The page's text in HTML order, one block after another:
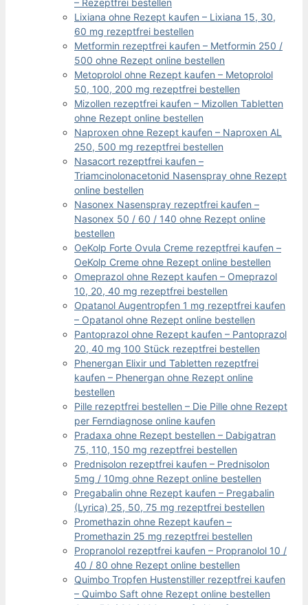
Lixiana ohne Rezept kaufen – Lixiana 15, 30,
60 mg rezeptfrei bestellen
Metformin rezeptfrei kaufen – Metformin 250 /
500 ohne Rezept online bestellen
Metoprolol ohne Rezept kaufen – Metoprolol
50, 100, 200 mg rezeptfrei bestellen
Mizollen rezeptfrei kaufen – Mizollen Tabletten
ohne Rezept online bestellen
Naproxen ohne Rezept kaufen – Naproxen AL
250, 500 mg rezeptfrei bestellen
Nasacort rezeptfrei kaufen –
Triamcinolonacetonid Nasenspray ohne Rezept
online bestellen
Nasonex Nasenspray rezeptfrei kaufen –
Nasonex 50 / 60 / 140 ohne Rezept online
bestellen
OeKolp Forte Ovula Creme rezeptfrei kaufen –
OeKolp Creme ohne Rezept online bestellen
Omeprazol ohne Rezept kaufen – Omeprazol
10, 20, 40 mg rezeptfrei bestellen
Opatanol Augentropfen 1 mg rezeptfrei kaufen
– Opatanol ohne Rezept online bestellen
Pantoprazol ohne Rezept kaufen – Pantoprazol
20, 40 mg 100 Stück rezeptfrei bestellen
Phenergan Elixir und Tabletten rezeptfrei
kaufen – Phenergan ohne Rezept online
bestellen
Pille rezeptfrei bestellen – Die Pille ohne Rezept
per Ferndiagnose online kaufen
Pradaxa ohne Rezept bestellen – Dabigatran
75, 110, 150 mg rezeptfrei bestellen
Prednisolon rezeptfrei kaufen – Prednisolon
5mg / 10mg ohne Rezept online bestellen
Pregabalin ohne Rezept kaufen – Pregabalin
(Lyrica) 25, 50, 75 mg rezeptfrei bestellen
Promethazin ohne Rezept kaufen –
Promethazin 25 mg rezeptfrei bestellen
Propranolol rezeptfrei kaufen – Propranolol 10 /
40 / 80 ohne Rezept online bestellen
Quimbo Tropfen Hustenstiller rezeptfrei kaufen
– Quimbo Saft ohne Rezept online bestellen